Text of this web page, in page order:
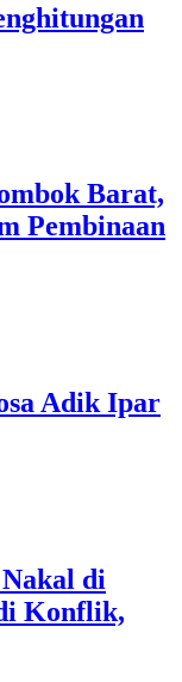
Barat,
Pembinaan
Adik Ipar
di
Konflik,